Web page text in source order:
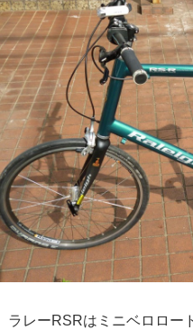
ラレーRSRはミニベロロー